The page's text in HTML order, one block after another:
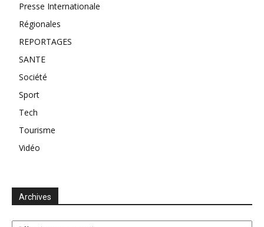
Presse Internationale
Régionales
REPORTAGES
SANTE
Société
Sport
Tech
Tourisme
Vidéo
Archives
Archives